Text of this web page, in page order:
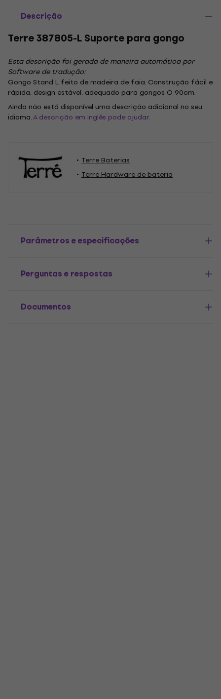
Descrição
Terre 387805-L Suporte para gongo
Esta descrição foi gerada de maneira automática por
Software de tradução:
Gongo Stand L feito de madeira de faia. Construção fácil e
rápida, design estável, adequado para gongos O 90cm.
Ainda não está disponível uma descrição adicional no seu
idioma.A descrição em inglês pode ajudar.
Terre Baterias
Terre Hardware de bateria
Parâmetros e especificações
Perguntas e respostas
Documentos